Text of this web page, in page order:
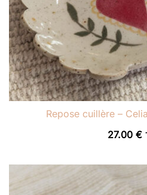
Repose cuillère –
27.00 €